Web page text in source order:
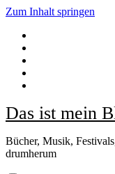
Zum Inhalt springen
Das ist mein
Bücher, Musik,
drumherum